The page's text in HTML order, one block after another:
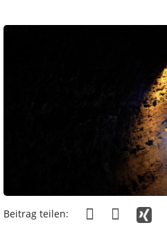
Beitrag teilen: